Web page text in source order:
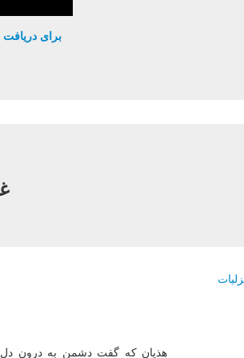
برای
هذیان كه گفت دشمن به درون دل